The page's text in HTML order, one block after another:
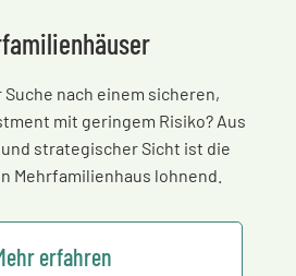
Suche nach einem sicheren,
mit geringem Risiko? Aus
strategischer Sicht ist die
Mehrfamilienhaus lohnend.
erfahren